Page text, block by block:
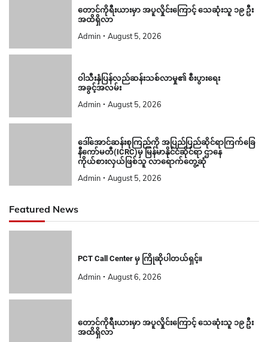
တောင်ကိုရီးယားမှာ အပူလှိုင်းကြောင့် သေဆုံးသူ ၁၉ ဦး
အထိရှိလာ
Admin August 5, 2026
ဝါသီးနှံပြန်လည်ဆန်းသစ်လာမှု၏ စီးပွားရေး
အခွင့်အလမ်း
Admin August 5, 2026
ဒေါ်အောင်ဆန်းစုကြည်ကို အပြည်ပြည်ဆိုင်ရာကြက်ခြေ
နီကော်မတီ(ICRC)မှ မြန်မာနိုင်ငံဆိုင်ရာ ဌာနေ
ကိုယ်စားလှယ်ဖြစ်သူ လာရောက်တွေ့ဆုံ
Admin August 5, 2026
Featured News
PCT Call Center မှ ကြိုဆိုပါတယ်ရှင့်။
Admin August 6, 2026
တောင်ကိုရီးယားမှာ အပူလှိုင်းကြောင့် သေဆုံးသူ ၁၉ ဦး
အထိရှိလာ